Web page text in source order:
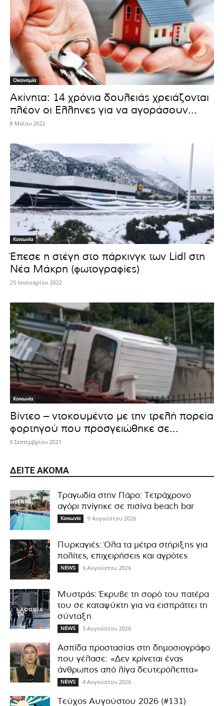
Οικονομία
Ακίνητα: 14 χρόνια δουλειάς χρειάζονται
πλέον οι Ελληνες για να αγοράσουν...
8 Μαΐου 2022
Κοινωνία
Έπεσε η στέγη στο πάρκινγκ των Lidl στη
Νέα Μάκρη (φωτογραφίες)
25 Ιανουαρίου 2022
Κοινωνία
Βίντεο – ντοκουμέντο με την τρελή πορεία
φορτηγού που προσγειώθηκε σε...
9 Σεπτεμβρίου 2021
ΔΕΊΤΕ ΑΚΌΜΑ
Τραγωδία στην Πάρο: Τετράχρονο
αγόρι πνίγηκε σε πισίνα beach bar
Κοινωνία 9 Αυγούστου 2026
Πυρκαγιές: Όλα τα μέτρα στήριξης για
πολίτες, επιχειρήσεις και αγρότες
NEWS 6 Αυγούστου 2026
Μυστράς: Έκρυβε τη σορό του πατέρα
του σε καταψύκτη για να εισπράττει τη
σύνταξη
NEWS 5 Αυγούστου 2026
Ασπίδα προστασίας στη δημοσιογράφο
που γέλασε: «Δεν κρίνεται ένας
άνθρωπος από λίγα δευτερόλεπτα»
NEWS 4 Αυγούστου 2026
Τεύχος Αυγούστου 2026 (#131)